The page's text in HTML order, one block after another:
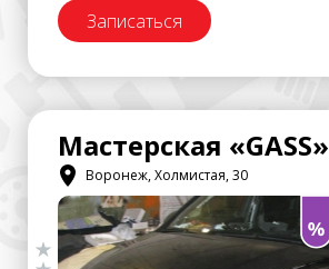
Записаться
Мастерская «GASS»
Воронеж, Холмистая, 30